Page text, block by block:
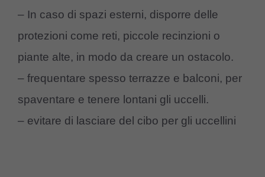
– In caso di spazi esterni, disporre delle
protezioni come reti, piccole recinzioni o
piante alte, in modo da creare un ostacolo.
– frequentare spesso terrazze e balconi, per
spaventare e tenere lontani gli uccelli.
– evitare di lasciare del cibo per gli uccellini